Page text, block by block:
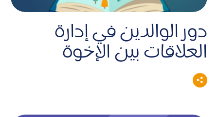
دور الوالدين في إدارة
العلاقات بين الإخوة